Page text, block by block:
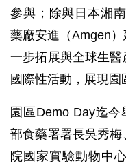
參與；除與日本湘
藥廠安進（Amgen
一步拓展與全球生
國際性活動，展現園
園區Demo Day迄
部食藥署署長吳秀
院國家實驗動物中